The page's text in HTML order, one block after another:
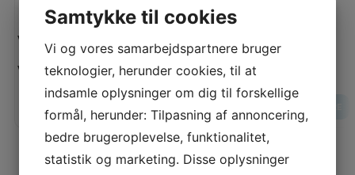
LÆS MERE
Vejl. pris:
35,00 KR
Vores pris:
LÆG I KURV
Samtykke til cookies
Vi og vores samarbejdspartnere bruger
teknologier, herunder cookies, til at
indsamle oplysninger om dig til forskellige
formål, herunder: Tilpasning af annoncering,
bedre brugeroplevelse, funktionalitet,
statistik og marketing. Disse oplysninger